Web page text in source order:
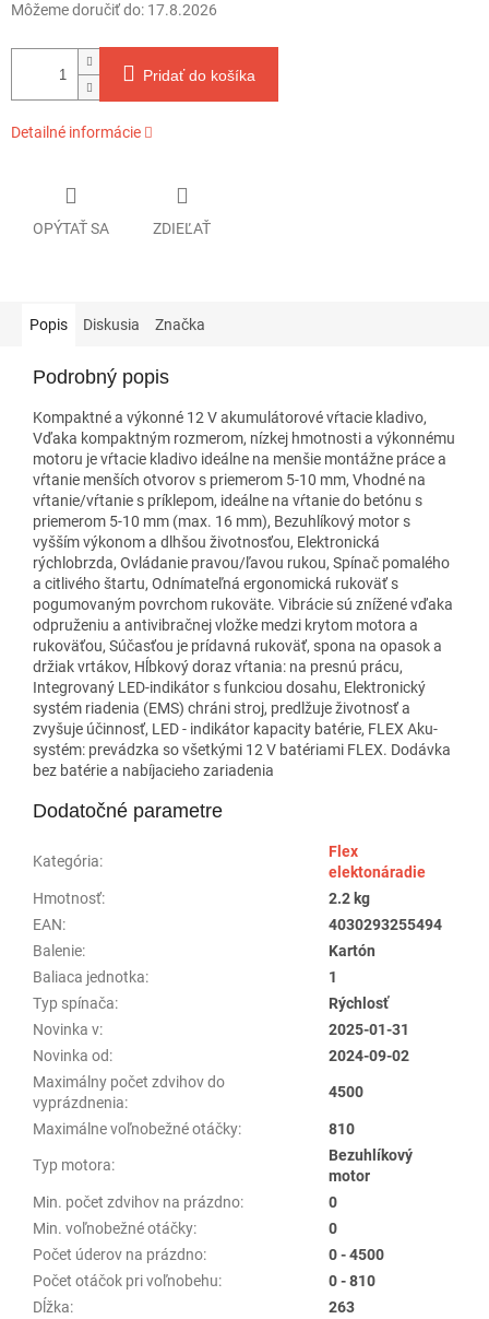
Môžeme doručiť do: 17.8.2026
Pridať do košíka
Detailné informácie
OPÝTAŤ SA ZDIEĽAŤ
Popis Diskusia Značka
Podrobný popis
Kompaktné a výkonné 12 V akumulátorové vŕtacie kladivo,
Vďaka kompaktným rozmerom, nízkej hmotnosti a výkonnému
motoru je vŕtacie kladivo ideálne na menšie montážne práce a
vŕtanie menších otvorov s priemerom 5-10 mm, Vhodné na
vŕtanie/vŕtanie s príklepom, ideálne na vŕtanie do betónu s
priemerom 5-10 mm (max. 16 mm), Bezuhlíkový motor s
vyšším výkonom a dlhšou životnosťou, Elektronická
rýchlobrzda, Ovládanie pravou/ľavou rukou, Spínač pomalého
a citlivého štartu, Odnímateľná ergonomická rukoväť s
pogumovaným povrchom rukoväte. Vibrácie sú znížené vďaka
odpruženiu a antivibračnej vložke medzi krytom motora a
rukoväťou, Súčasťou je prídavná rukoväť, spona na opasok a
držiak vrtákov, Hĺbkový doraz vŕtania: na presnú prácu,
Integrovaný LED-indikátor s funkciou dosahu, Elektronický
systém riadenia (EMS) chráni stroj, predlžuje životnosť a
zvyšuje účinnosť, LED - indikátor kapacity batérie, FLEX Aku-
systém: prevádzka so všetkými 12 V batériami FLEX. Dodávka
bez batérie a nabíjacieho zariadenia
Dodatočné parametre
Kategória:
Flex
elektonáradie
Hmotnosť:
2.2 kg
EAN:
4030293255494
Balenie:
Kartón
Baliaca jednotka:
1
Typ spínača:
Rýchlosť
Novinka v:
2025-01-31
Novinka od:
2024-09-02
Maximálny počet zdvihov do
vyprázdnenia:
4500
Maximálne voľnobežné otáčky: 810
Typ motora:
Bezuhlíkový
motor
Min. počet zdvihov na prázdno:
0
Min. voľnobežné otáčky:
0
Počet úderov na prázdno:
0 - 4500
Počet otáčok pri voľnobehu:
0 - 810
Dĺžka:
263